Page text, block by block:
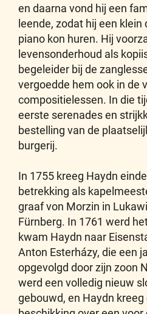
en daarna vond hij een
leende, zodat hij een
piano kon huren. Hij
levensonderhoud als
begeleider bij de
vergoedde hem ook in de
compositielessen. In die
eerste serenades en
bestelling van de
burgerij.
In 1755 kreeg Haydn
betrekking als
graaf von Morzin in
Fürnberg. In 1761 werd
kwam Haydn naar
Anton Esterházy, die een
opgevolgd door zijn zoon
werd een volledig nieuw
gebouwd, en Haydn